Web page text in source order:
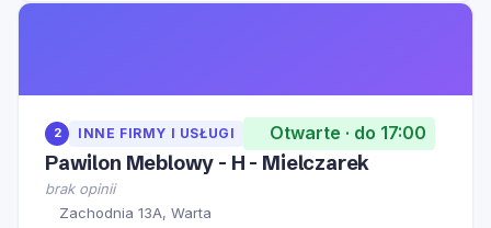
2 INNE FIRMY I USŁUGI Otwarte · do 17:00
Pawilon Meblowy - H - Mielczarek
brak opinii
Zachodnia 13A, Warta